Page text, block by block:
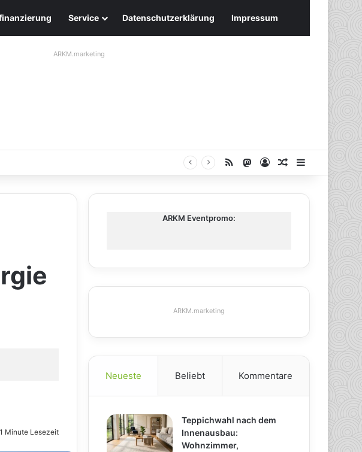
Service Datenschutzerklärung Impressum
ARKM.marketing
RSS Mastodon
AnmeldenZufälliger
1 Minute Lesezeit
ARKM Eventpromo:
ARKM.marketing
Neueste Beliebt Kommentare
Teppichwahl nach dem
Innenausbau:
Wohnzimmer,